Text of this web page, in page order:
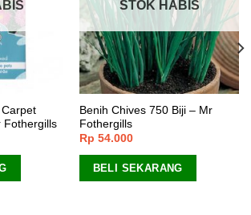
Fothergills
STOK HABIS
Benih Chives 750 Biji – Mr
Fothergills
Rp 54.000
BELI SEKARANG